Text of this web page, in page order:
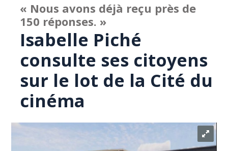
« Nous avons déjà reçu près de
150 réponses. »
Isabelle Piché
consulte ses citoyens
sur le lot de la Cité du
cinéma